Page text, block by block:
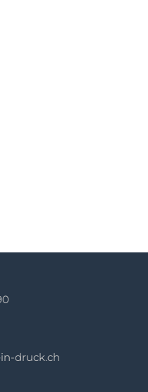
druck.ch